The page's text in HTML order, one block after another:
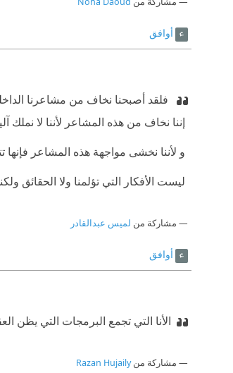
أوافق
‏فلقد أصبحنا نخاف من مشاعرنا
‏إننا نخاف من هذه المشاعر لأننا لا نملك
‏و لأننا نخشى مواجهة هذه المشاعر
‏ليست الأفكار التي تؤلمنا ولا الحقائق
مشاركة من لميس عبدالقادر
أوافق
الأنا التي تجمع البرمجات التي يظن
مشاركة منRazan Hujaily